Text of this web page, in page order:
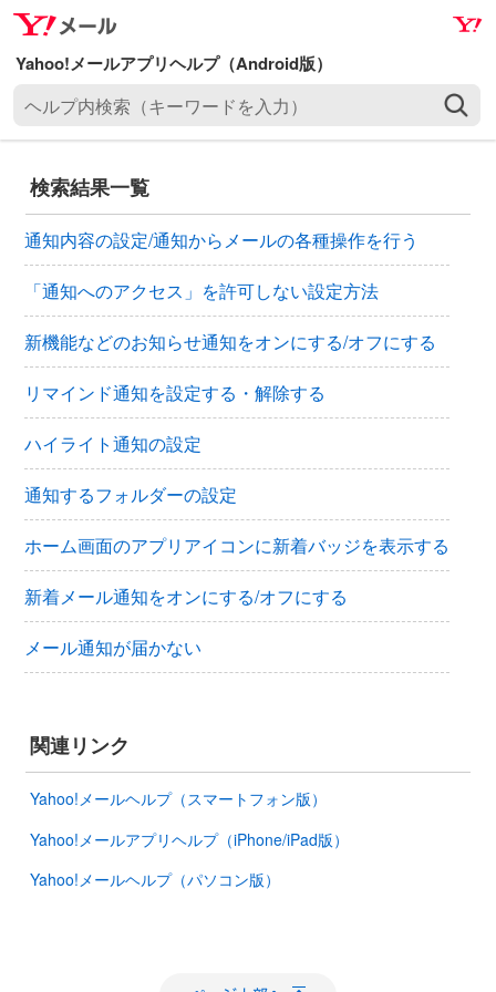
ナ
ビ
ゲ
ー
ン
へ
ス
キ
プ
メ
イ
ン
コ
ン
ツ
へ
ス
ッ
プ
プ
索
（
ワ
ー
ド
を
入
力
）
検索結果一覧
通知内容の設定/通知からメールの各種操作を行う
「通知へのアクセス」を許可しない設定方法
新機能などのお知らせ通知をオンにする/オフにする
リマインド通知を設定する・解除する
ハイライト通知の設定
通知するフォルダーの設定
ホーム画面のアプリアイコンに新着バッジを表示する
新着メール通知をオンにする/オフにする
メール通知が届かない
関連リンク
Yahoo!メールヘルプ（スマートフォン版）
Yahoo!メールアプリヘルプ（iPhone/iPad版）
Yahoo!メールヘルプ（パソコン版）